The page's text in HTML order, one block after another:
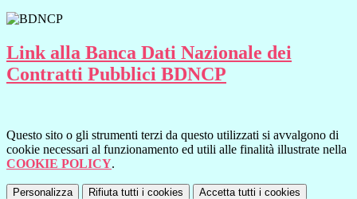
Link alla Banca Dati Nazionale dei
Contratti Pubblici BDNCP
Questo sito o gli strumenti terzi da questo utilizzati si avvalgono di
cookie necessari al funzionamento ed utili alle finalità illustrate nella
COOKIE POLICY.
Personalizza Rifiuta tutti i cookies Accetta tutti i cookies